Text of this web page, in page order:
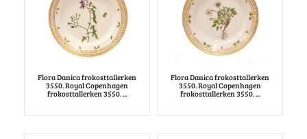
Flora Danica frokosttallerken
3550. Royal Copenhagen
frokosttallerken 3550. ...
Flora Danica frokosttallerken
3550. Royal Copenhagen
frokosttallerken 3550. ...